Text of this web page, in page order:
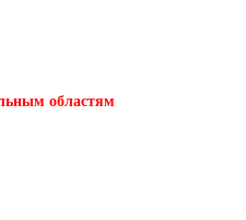
областям